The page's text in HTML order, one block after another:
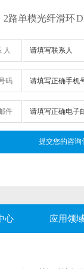
2路单模光纤滑环
人
码
件
心 应用领